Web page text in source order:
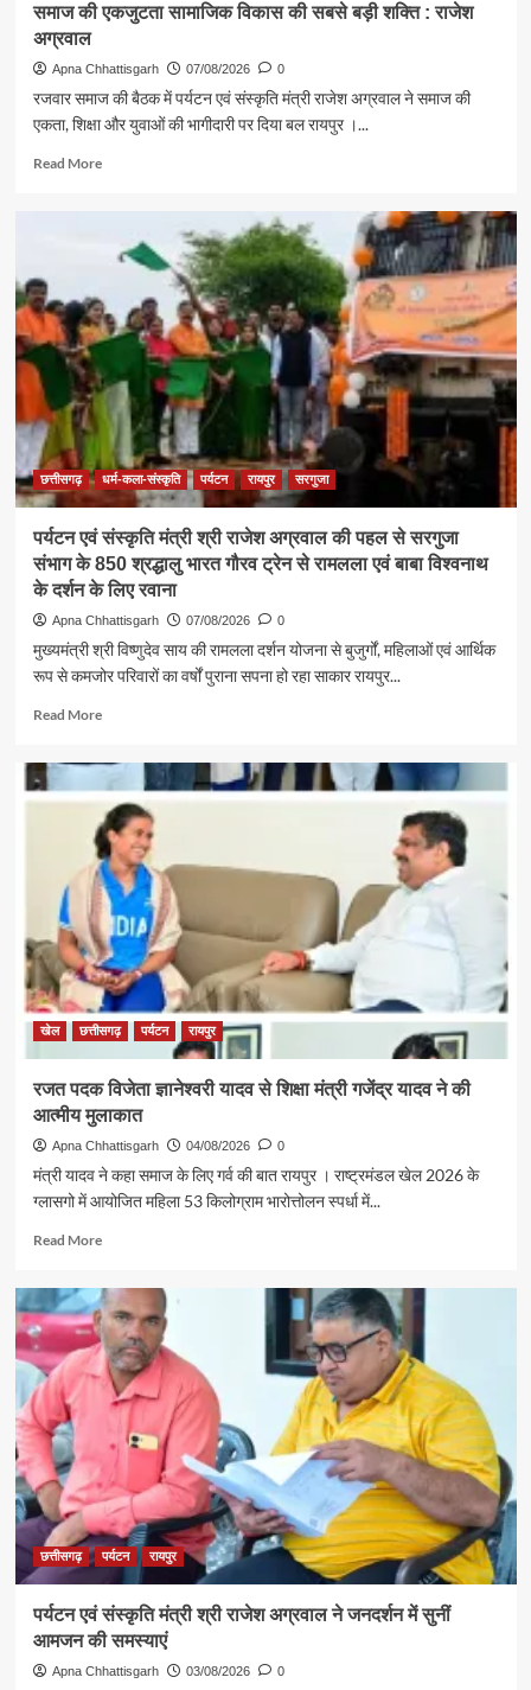
समाज की एकजुटता सामाजिक विकास की सबसे बड़ी शक्ति : राजेश
अग्रवाल
Apna Chhattisgarh 07/08/2026 0
रजवार समाज की बैठक में पर्यटन एवं संस्कृति मंत्री राजेश अग्रवाल ने समाज की
एकता, शिक्षा और युवाओं की भागीदारी पर दिया बल रायपुर ।...
Read MoreRead
एकजुटता
सामाजिक
विकास
की
बड़ी
शक्ति
राजेश
अग्रवाल
छत्तीसगढ़ धर्म-कला-संस्कृति पर्यटन रायपुर सरगुजा
पर्यटन एवं संस्कृति मंत्री श्री राजेश अग्रवाल की पहल से सरगुजा
संभाग के 850 श्रद्धालु भारत गौरव ट्रेन से रामलला एवं बाबा विश्वनाथ
के दर्शन के लिए रवाना
Apna Chhattisgarh 07/08/2026 0
मुख्यमंत्री श्री विष्णुदेव साय की रामलला दर्शन योजना से बुजुर्गों, महिलाओं एवं आर्थिक
रूप से कमजोर परिवारों का वर्षों पुराना सपना हो रहा साकार रायपुर...
Read MoreRead
पर्यटन
एवं
संस्कृति
मंत्री
श्री
राजेश
अग्रवाल
की
पहल
से
सरगुजा
संभाग
श्रद्धालु
भारत
गौरव
से
रामलला
के
दर्शन
के
लिए
रवाना
खेल छत्तीसगढ़ पर्यटन रायपुर
रजत पदक विजेता ज्ञानेश्वरी यादव से शिक्षा मंत्री गजेंद्र यादव ने की
आत्मीय मुलाकात
Apna Chhattisgarh 04/08/2026 0
मंत्री यादव ने कहा समाज के लिए गर्व की बात रायपुर । राष्ट्रमंडल खेल 2026 के
ग्लासगो में आयोजित महिला 53 किलोग्राम भारोत्तोलन स्पर्धा में...
Read MoreRead
रजत
पदक
विजेता
ज्ञानेश्वरी
यादव
मंत्री
गजेंद्र
यादव
ने
की
छत्तीसगढ़ पर्यटन रायपुर
पर्यटन एवं संस्कृति मंत्री श्री राजेश अग्रवाल ने जनदर्शन में सुनीं
आमजन की समस्याएं
Apna Chhattisgarh 03/08/2026 0